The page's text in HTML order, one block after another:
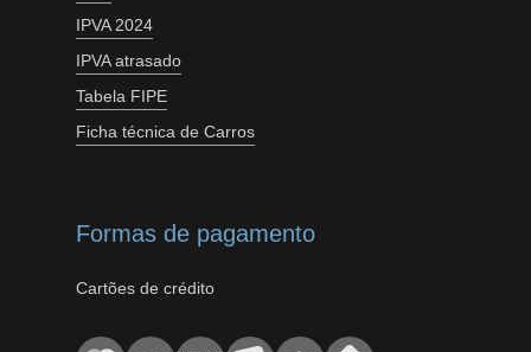
IPVA 2024
IPVA atrasado
Tabela FIPE
Ficha técnica de Carros
Formas de pagamento
Cartões de crédito